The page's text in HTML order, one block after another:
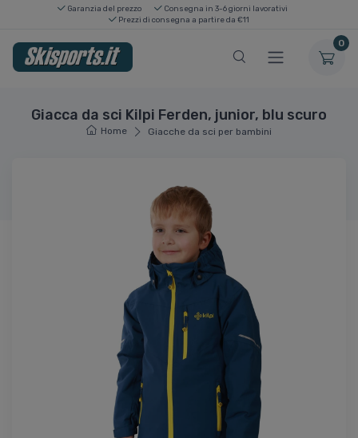
Garanzia del prezzo
Consegna in 3-6 giorni lavorativi
Prezzi di consegna a partire da €11
0
Giacca da sci Kilpi Ferden, junior, blu scuro
Home Giacche da sci per bambini